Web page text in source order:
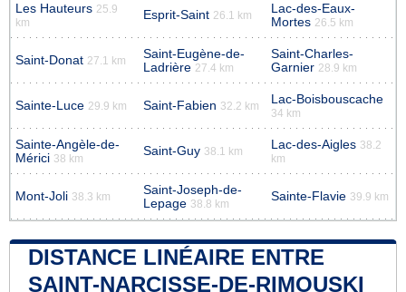
Les Hauteurs 25.9
km
Esprit-Saint 26.1 km
Lac-des-Eaux-
Mortes 26.5 km
Saint-Donat 27.1 km
Saint-Eugène-de-
Ladrière 27.4 km
Saint-Charles-
Garnier 28.9 km
Sainte-Luce 29.9 km Saint-Fabien 32.2 km Lac-Boisbouscache
34 km
Sainte-Angèle-de-
Mérici 38 km
Saint-Guy 38.1 km Lac-des-Aigles 38.2
km
Mont-Joli 38.3 km
Saint-Joseph-de-
Lepage 38.8 km
Sainte-Flavie 39.9 km
DISTANCE LINÉAIRE ENTRE
SAINT-NARCISSE-DE-RIMOUSKI